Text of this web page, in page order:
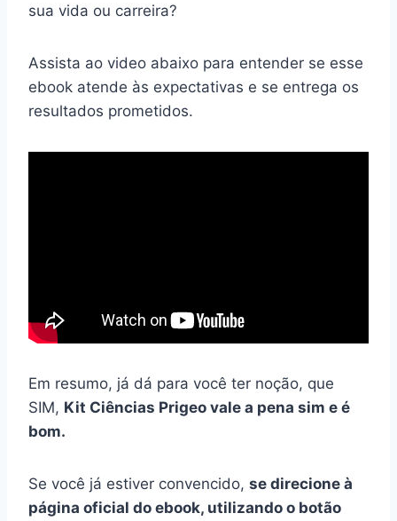
sua vida ou carreira?
Assista ao video abaixo para entender se esse
ebook atende às expectativas e se entrega os
resultados prometidos.
Em resumo, já dá para você ter noção, que
SIM, Kit Ciências Prigeo vale a pena sim e é
bom.
Se você já estiver convencido, se direcione à
página oficial do ebook, utilizando o botão